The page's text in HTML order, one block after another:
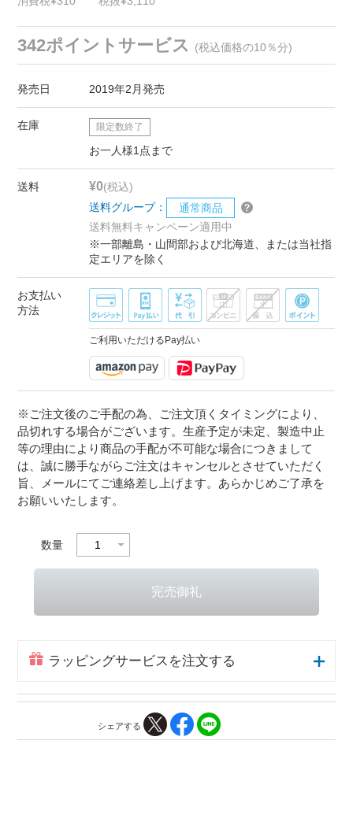
342ポイントサービス (税込価格の10％分)
発売日 2019年2月発売
在庫 限定数終了
お一人様1点まで
送料 ¥0(税込)
送料グループ：
通常商品
送料無料キャンペーン適用中
※一部離島・山間部および北海道、または当社指
定エリアを除く
お支払い
方法
ご利用いただけるPay払い
※ご注文後のご手配の為、ご注文頂くタイミングにより、
品切れする場合がございます。生産予定が未定、製造中止
等の理由により商品の手配が不可能な場合につきまして
は、誠に勝手ながらご注文はキャンセルとさせていただく
旨、メールにてご連絡差し上げます。あらかじめご了承を
お願いいたします。
数量
ラッピングサービスを注文する
シェアする